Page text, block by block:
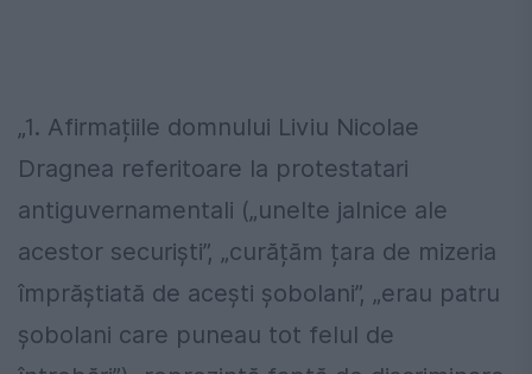
„1. Afirmațiile domnului Liviu Nicolae
Dragnea referitoare la protestatari
antiguvernamentali („unelte jalnice ale
acestor securiști”, „curățăm țara de mizeria
împrăștiată de acești șobolani”, „erau patru
șobolani care puneau tot felul de